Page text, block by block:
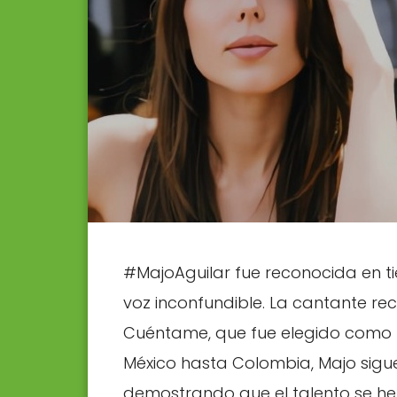
#MajoAguilar fue reconocida en
voz inconfundible. La cantante
Cuéntame, que fue elegido
México hasta Colombia, Majo